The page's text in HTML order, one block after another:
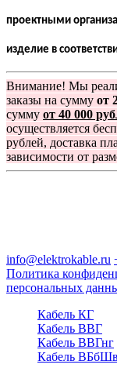
проектными
изделие в
Внимание! Мы
заказы на сумму от
сумму от 40 000
осуществляется
рублей, доставка
зависимости от
info@elektrokable.ru
Политика
персональных
Кабель КГ
Кабель ВВГ
Кабель ВВГнг
Кабель